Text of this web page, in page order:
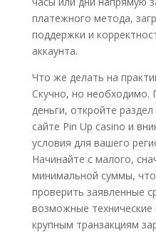
платежного метода,
поддержки и
аккаунта.
Что же делать на
Скучно, но необходимо.
деньги, откройте
сайте Pin Up casino и
условия для вашего
Начинайте с малого,
минимальной суммы,
проверить заявленные
возможные
крупным транзакциям